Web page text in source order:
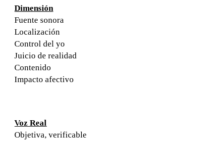
Dimensión
Fuente sonora
Localización
Control del yo
Juicio de realidad
Contenido
Impacto afectivo
Voz Real
Objetiva, verificable